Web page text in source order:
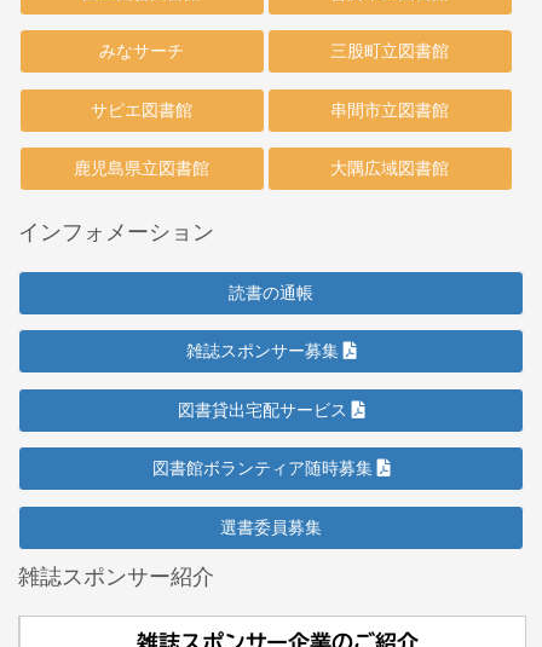
みなサーチ
サピエ図書館
鹿児島県立図書館
三股町立図書館
串間市立図書館
大隅広域図書館
インフォメーション
読書の通帳
雑誌スポンサー募集
図書貸出宅配サービス
図書館ボランティア随時募集
選書委員募集
雑誌スポンサー紹介